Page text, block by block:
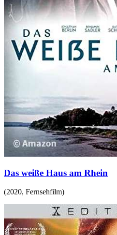
Das weiße Haus am Rhein
(2020, Fernsehfilm)